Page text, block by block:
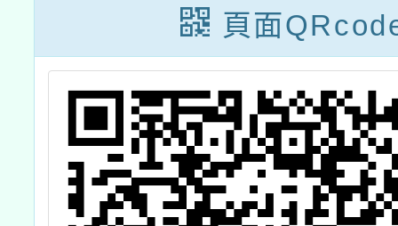
習計畫」 頁面